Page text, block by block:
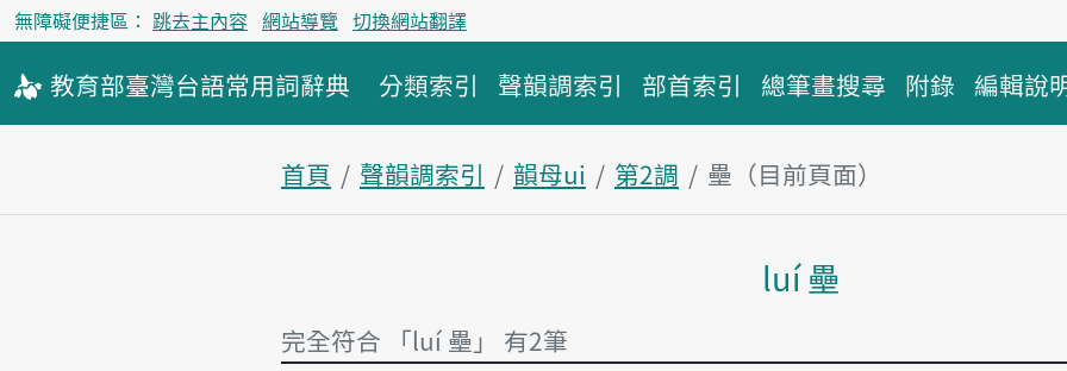
無障礙便捷區： 跳去主內容 網站導覽 切換網站翻譯
教育部臺灣台語常用詞辭典 分類索引 聲韻調索引 部首索引 總筆畫搜尋 附錄 編輯說
首頁 聲韻調索引 韻母ui 第2調
壘（目前頁面）
luí 壘
完全符合 「luí 壘」 有2筆